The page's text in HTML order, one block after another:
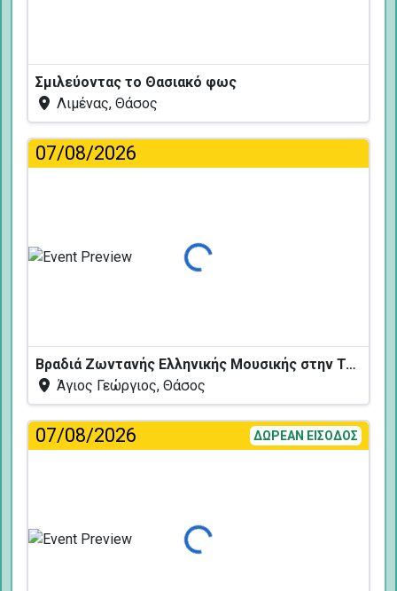
Σμιλεύοντας το Θασιακό φως
Λιμένας, Θάσος
07/08/2026
Φόρτωση...
Βραδιά Ζωντανής Ελληνικής Μουσικής στην Ταβέρνα Κελάρι
Άγιος Γεώργιος, Θάσος
07/08/2026 ΔΩΡΕΑΝ ΕΙΣΟΔΟΣ
Φόρτωση...